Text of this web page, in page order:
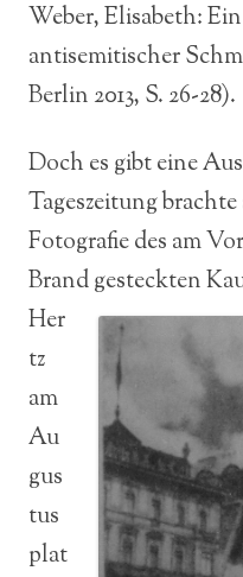
Weber, Elisabeth:
antisemitischer
Berlin 2013, S. 26-28).
Doch es gibt eine
Tageszeitung brachte
Fotografie des am
Brand gesteckten
Her
tz
am
Au
gus
tus
plat